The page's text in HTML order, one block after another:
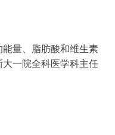
量、脂肪酸和维生素
一院全科医学科主任